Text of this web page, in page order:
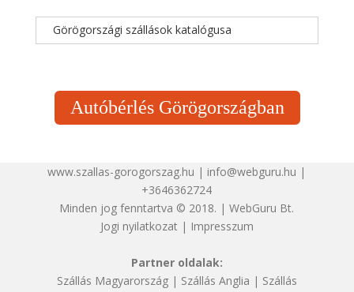
Görögországi szállások katalógusa
Autóbérlés Görögországban
www.szallas-gorogorszag.hu | info@webguru.hu |
+3646362724
Minden jog fenntartva © 2018. | WebGuru Bt.
Jogi nyilatkozat| Impresszum
Partner oldalak:
Szállás Magyarország| Szállás Anglia | Szállás